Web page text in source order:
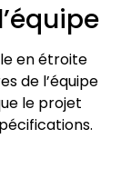
en étroite
de l’équipe
le projet